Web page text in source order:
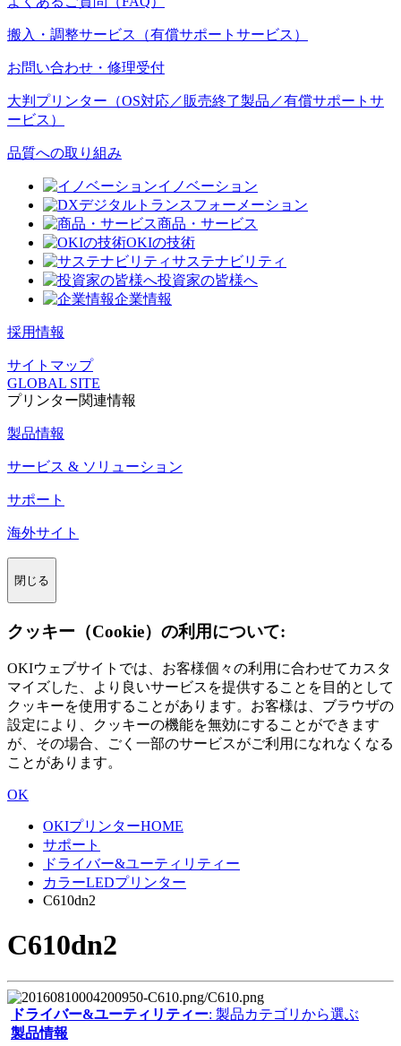
搬入・調整サービス（有償サポートサービス）
お問い合わせ・修理受付
大判プリンター（OS対応／販売終了製品／有償サポートサ
ービス）
品質への取り組み
イノベーション
デジタルトランスフォーメーション
商品・サービス
OKIの技術
サステナビリティ
投資家の皆様へ
企業情報
採用情報
サイトマップ
GLOBAL SITE
プリンター関連情報
製品情報
サービス & ソリューション
サポート
海外サイト
閉じる
クッキー（Cookie）の利用について:
OKIウェブサイトでは、お客様個々の利用に合わせてカスタ
マイズした、より良いサービスを提供することを目的として
クッキーを使用することがあります。お客様は、ブラウザの
設定により、クッキーの機能を無効にすることができます
が、その場合、ごく一部のサービスがご利用になれなくなる
ことがあります。
OK
OKIプリンターHOME
サポート
ドライバー&ユーティリティー
カラーLEDプリンター
C610dn2
C610dn2
ドライバー&ユーティリティー: 製品カテゴリから選ぶ
製品情報